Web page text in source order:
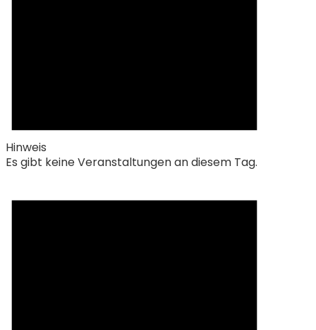
Hinweis
Es gibt keine Veranstaltungen an diesem Tag.